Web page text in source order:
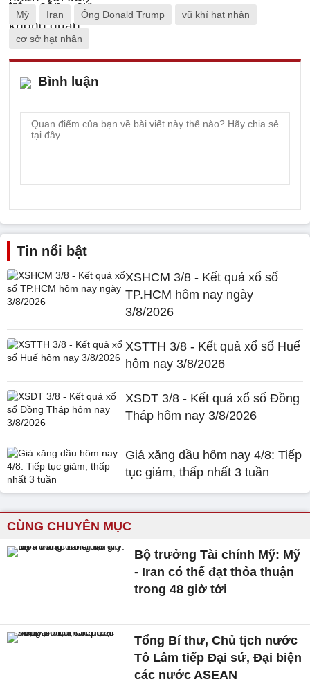
Mỹ Iran Ông Donald Trump vũ khí hạt nhân
cơ sở hạt nhân
Bình luận
Tin nổi bật
XSHCM 3/8 - Kết quả xổ số
TP.HCM hôm nay ngày
3/8/2026
XSTTH 3/8 - Kết quả xổ số Huế
hôm nay 3/8/2026
XSDT 3/8 - Kết quả xổ số Đồng
Tháp hôm nay 3/8/2026
Giá xăng dầu hôm nay 4/8: Tiếp
tục giảm, thấp nhất 3 tuần
CÙNG CHUYÊN MỤC
Bộ trưởng Tài chính Mỹ: Mỹ
- Iran có thể đạt thỏa thuận
trong 48 giờ tới
Tổng Bí thư, Chủ tịch nước
Tô Lâm tiếp Đại sứ, Đại biện
các nước ASEAN